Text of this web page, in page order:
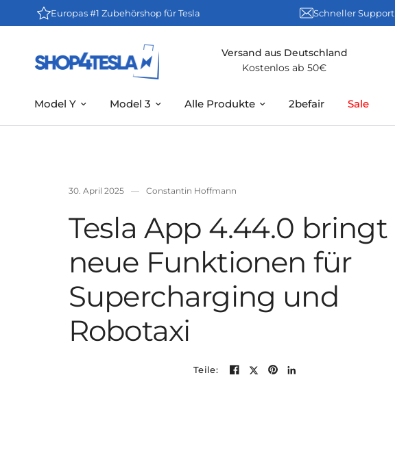
Europas #1 Zubehörshop für Tesla Schneller Support
Versand aus Deutschland
Kostenlos ab 50€
Model Y Model 3 Alle Produkte 2befair Sale
30. April 2025 Constantin Hoffmann
Tesla App 4.44.0 bringt
neue Funktionen für
Supercharging und
Robotaxi
Teile: